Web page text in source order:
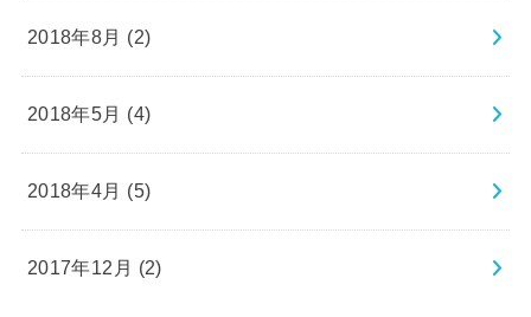
2018年8月 (2)
2018年5月 (4)
2018年4月 (5)
2017年12月 (2)